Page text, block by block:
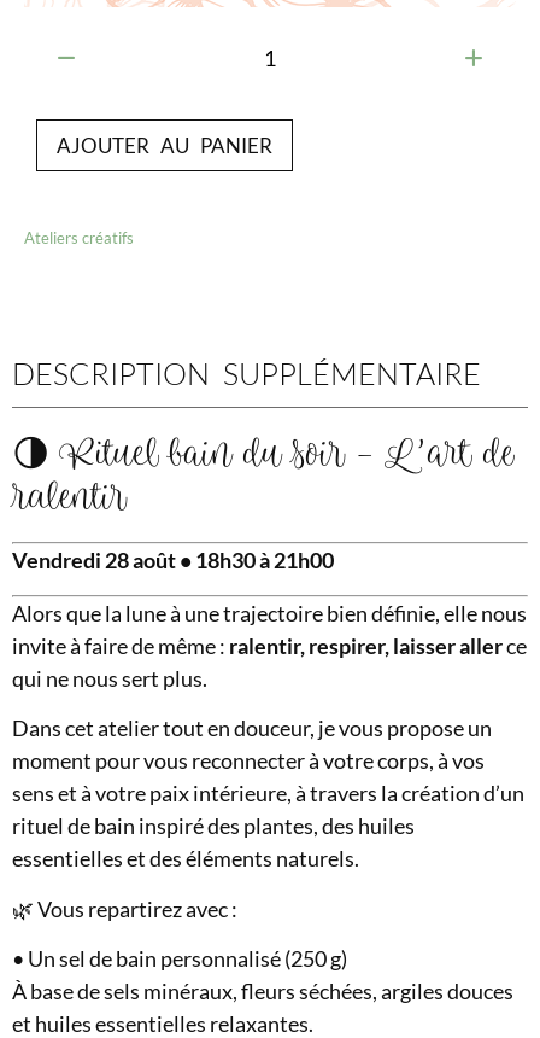
AJOUTER AU PANIER
Ateliers créatifs
DESCRIPTION SUPPLÉMENTAIRE
🌗 Rituel bain du soir – L’art de
ralentir
Vendredi 28 août • 18h30 à 21h00
Alors que la lune à une trajectoire bien définie, elle nous
invite à faire de même : ralentir, respirer, laisser allerce
qui ne nous sert plus.
Dans cet atelier tout en douceur, je vous propose un
moment pour vous reconnecter à votre corps, à vos
sens et à votre paix intérieure, à travers la création d’un
rituel de bain inspiré des plantes, des huiles
essentielles et des éléments naturels.
🌿 Vous repartirez avec :
• Un sel de bain personnalisé (250 g)
À base de sels minéraux, fleurs séchées, argiles douces
et huiles essentielles relaxantes.